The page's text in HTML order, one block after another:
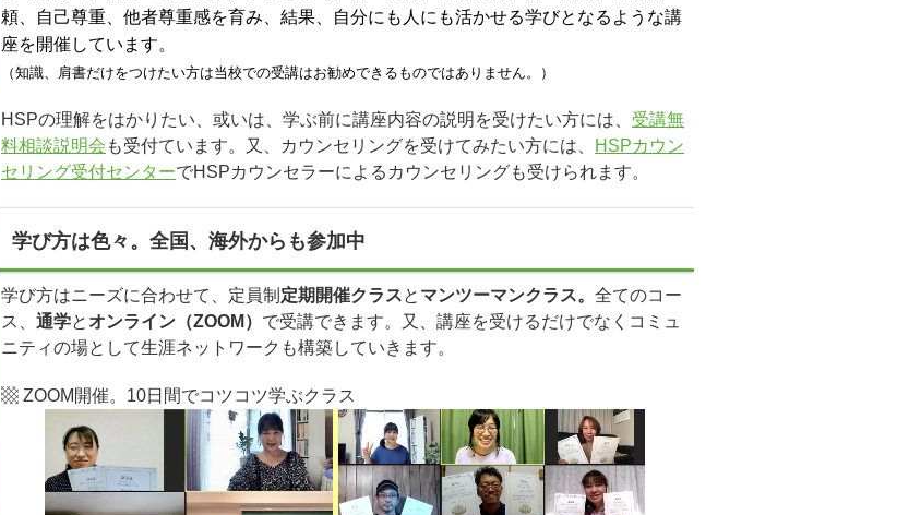
頼、自己尊重、他者尊重感を育み、結果、自分にも人にも活かせる学びとなるような講
座を開催しています。
（知識、肩書だけをつけたい方は当校での受講はお勧めできるものではありません。）
HSPの理解をはかりたい、或いは、学ぶ前に講座内容の説明を受けたい方には、 受講無
料相談説明会 も受付ています。又、カウンセリングを受けてみたい方には、
HSPカウン
セリング受付センターでHSPカウンセラーによるカウンセリングも受けられます。
学び方は色々。全国、海外からも参加中
学び方はニーズに合わせて、定員制 定期開催クラスと マンツーマンクラス。 全てのコー
ス、 通学と オンライン（ZOOM） で受講できます。又、講座を受けるだけでなくコミュ
ニティの場として生涯ネットワークも構築していきます。
▩ ZOOM開催。10日間でコツコツ学ぶクラス